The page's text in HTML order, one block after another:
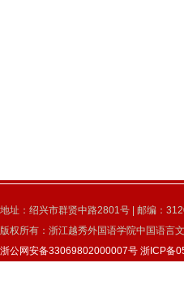
地址：绍兴市群贤中路2801号 | 邮编：
版权所有：浙江越秀外国语学院中国语言
浙公网安备33069802000007号 浙ICP备